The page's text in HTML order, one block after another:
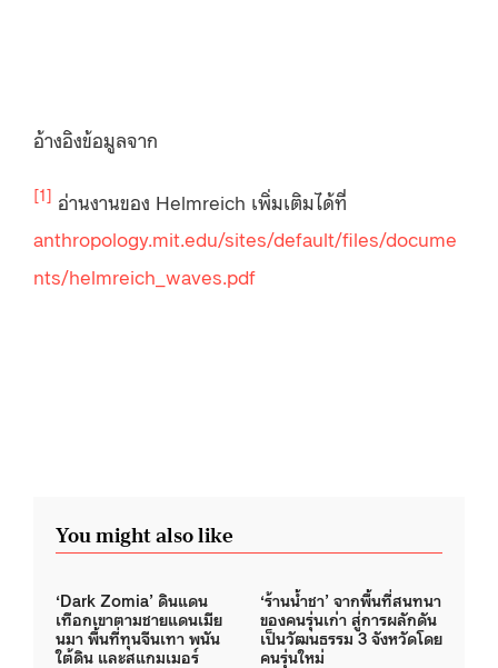
อ้างอิงข้อมูลจาก
[1] อ่านงานของ Helmreich เพิ่มเติมได้ที่
anthropology.mit.edu/sites/default/files/docume
nts/helmreich_waves.pdf
You might also like
‘Dark Zomia’ ดินแดน
เทือกเขาตามชายแดนเมีย
นมา พื้นที่ทุนจีนเทา พนัน
ใต้ดิน และสแกมเมอร์
‘ร้านน้ำชา’ จากพื้นที่สนทนา
ของคนรุ่นเก่า สู่การผลักดัน
เป็นวัฒนธรรม 3 จังหวัดโดย
คนรุ่นใหม่